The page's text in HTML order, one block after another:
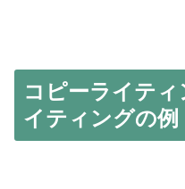
コピーライテ
イティングの例